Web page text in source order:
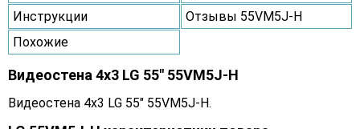
Инструкции
Отзывы 55VM5J-H
Похожие
Видеостена 4x3 LG 55" 55VM5J-H
Видеостена 4x3 LG 55" 55VM5J-H.